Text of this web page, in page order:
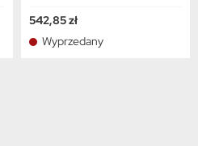
542,85 zł
Wyprzedany